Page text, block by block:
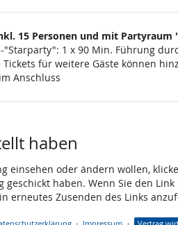
15 Personen und mit Partyraum
1 x 90 Min. Führung
für weitere Gäste können
Anschluss
haben
einsehen oder ändern wollen,
haben. Wenn Sie den
erneutes Zusenden des Links